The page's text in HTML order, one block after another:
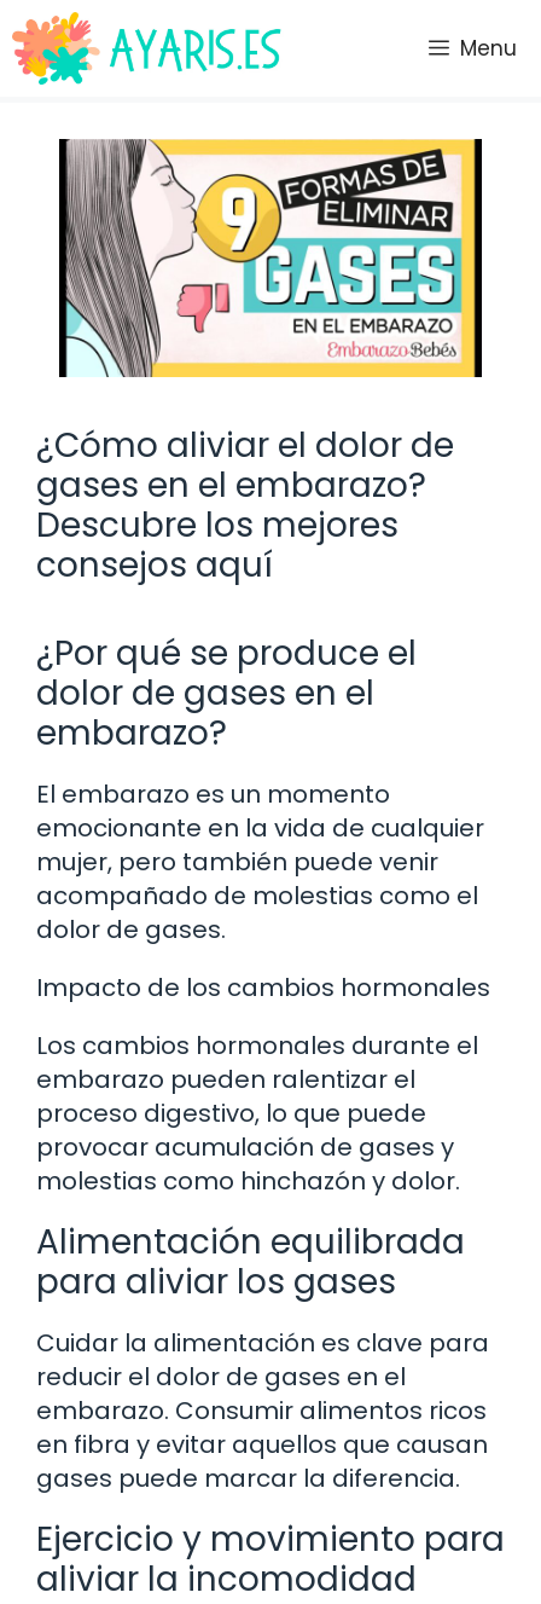
Saltar
al
contenido
Menu
¿Cómo aliviar el dolor de
gases en el embarazo?
Descubre los mejores
consejos aquí
¿Por qué se produce el
dolor de gases en el
embarazo?
El embarazo es un momento
emocionante en la vida de cualquier
mujer, pero también puede venir
acompañado de molestias como el
dolor de gases.
Impacto de los cambios hormonales
Los cambios hormonales durante el
embarazo pueden ralentizar el
proceso digestivo, lo que puede
provocar acumulación de gases y
molestias como hinchazón y dolor.
Alimentación equilibrada
para aliviar los gases
Cuidar la alimentación es clave para
reducir el dolor de gases en el
embarazo. Consumir alimentos ricos
en fibra y evitar aquellos que causan
gases puede marcar la diferencia.
Ejercicio y movimiento para
aliviar la incomodidad